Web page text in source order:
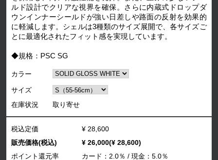
ルド設計でクリアな視界を確保。さらに内蔵式ドロップダ
ウンインナーシールドが強い日差しや路面の反射を効果的
に軽減します。シェルは3種類のサイズ展開で、各サイズご
とに最適化されたフィット感を実現しています。
◆規格：PSC SG
カラー
サイズ
在庫状況
取り寄せ
税込定価
¥ 28,600
販売価格(税込)
¥ 26,000(¥ 28,600)
ポイント還元率
カード：2.0％ / 現金：5.0％